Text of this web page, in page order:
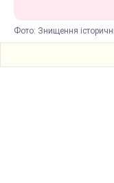
Фото: Знищення